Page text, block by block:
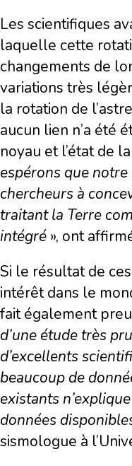
Les scientifiques
laquelle cette
changements de
variations très
la rotation de
aucun lien n’a été
noyau et l’état de
espérons que
chercheurs à
traitant la Terre
intégré », ont
Si le résultat de
intérêt dans le
fait également
d’une étude très
d’excellents
beaucoup de
existants
données
sismologue à